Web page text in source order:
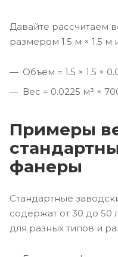
Давайте рассчитаем
размером 1.5 м × 1.5 м
Объем = 1.5 × 1.5 ×
Вес = 0.0225 м³ ×
Примеры
фанеры
Стандартные
содержат от 30 до 50
для разных типов и